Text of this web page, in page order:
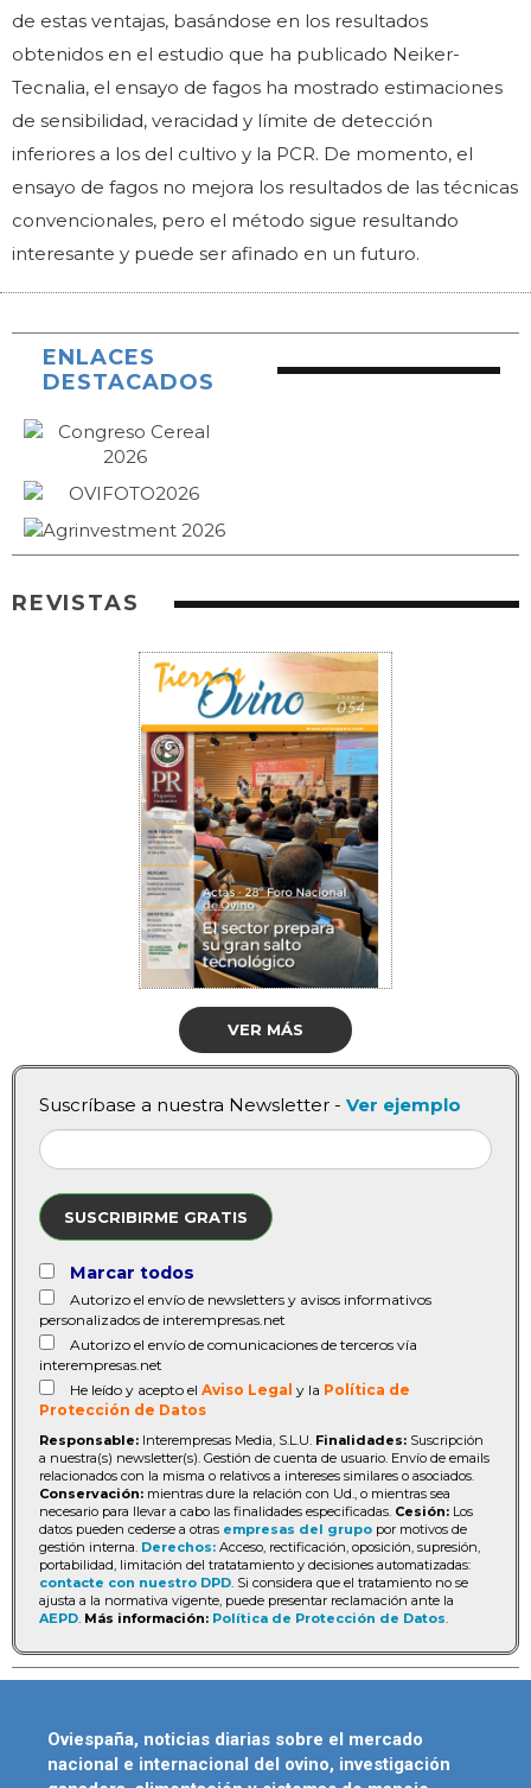
de estas ventajas, basándose en los resultados
obtenidos en el estudio que ha publicado Neiker-
Tecnalia, el ensayo de fagos ha mostrado estimaciones
de sensibilidad, veracidad y límite de detección
inferiores a los del cultivo y la PCR. De momento, el
ensayo de fagos no mejora los resultados de las técnicas
convencionales, pero el método sigue resultando
interesante y puede ser afinado en un futuro.
ENLACES
DESTACADOS
REVISTAS
VER MÁS
Suscríbase a nuestra Newsletter - Ver ejemplo
SUSCRIBIRME GRATIS
Marcar todos
Autorizo el envío de newsletters y avisos informativos
personalizados de interempresas.net
Autorizo el envío de comunicaciones de terceros vía
interempresas.net
He leído y acepto el Aviso Legal y la Política de
Protección de Datos
Responsable: Interempresas Media, S.L.U. Finalidades: Suscripción
a nuestra(s) newsletter(s). Gestión de cuenta de usuario. Envío de emails
relacionados con la misma o relativos a intereses similares o asociados.
Conservación: mientras dure la relación con Ud., o mientras sea
necesario para llevar a cabo las finalidades especificadas. Cesión: Los
datos pueden cederse a otras empresas del grupo por motivos de
gestión interna. Derechos: Acceso, rectificación, oposición, supresión,
portabilidad, limitación del tratatamiento y decisiones automatizadas:
contacte con nuestro DPD. Si considera que el tratamiento no se
ajusta a la normativa vigente, puede presentar reclamación ante la
AEPD. Más información: Política de Protección de Datos.
Oviespaña, noticias diarias sobre el mercado
nacional e internacional del ovino, investigación